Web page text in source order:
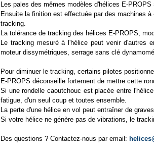
Les pales des mêmes modèles d'hélices E-
Ensuite la finition est effectuée par des machines
tracking.
La tolérance de tracking des hélices E-PROPS,
Le tracking mesuré à l'hélice peut venir d'autres
moteur dissymétriques, serrage sans clé
Pour diminuer le tracking, certains pilotes
E-PROPS déconseille fortement de mettre cette
Si une rondelle caoutchouc est placée entre
fatigue, d'un seul coup et toutes ensemble.
La perte d'une hélice en vol peut entraîner de
Si votre hélice ne génère pas de vibrations, le
Des questions ? Contactez-nous par email: